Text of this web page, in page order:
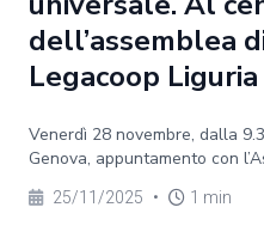
dell’assemblea
Legacoop Liguria
Venerdì 28 novembre, dalla
Genova, appuntamento con
25/11/2025 • 1 min